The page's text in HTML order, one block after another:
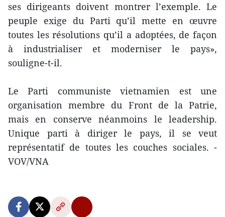
ses dirigeants doivent montrer l’exemple. Le
peuple exige du Parti qu’il mette en œuvre
toutes les résolutions qu’il a adoptées, de façon
à industrialiser et moderniser le pays»,
souligne-t-il.
Le Parti communiste vietnamien est une
organisation membre du Front de la Patrie,
mais en conserve néanmoins le leadership.
Unique parti à diriger le pays, il se veut
représentatif de toutes les couches sociales. -
VOV/VNA